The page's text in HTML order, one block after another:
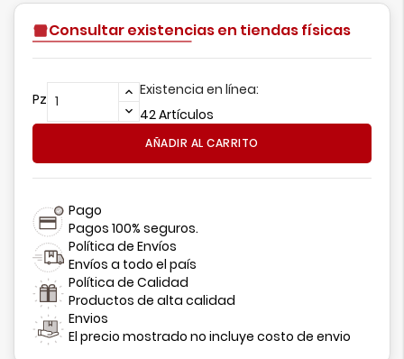
Consultar existencias en tiendas físicas
Pz
Existencia en línea:
42 Artículos
AÑADIR AL CARRITO
Pago
Pagos 100% seguros.
Política de Envíos
Envíos a todo el país
Política de Calidad
Productos de alta calidad
Envios
El precio mostrado no incluye costo de envio